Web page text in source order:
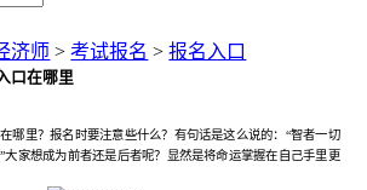
济师 >考试报名 >报名入口
口在哪里
哪里？报名时要注意些什么？有句话是这么说的： “智者一切
大家想成为前者还是后者呢？显然是将命运掌握在自己手里更